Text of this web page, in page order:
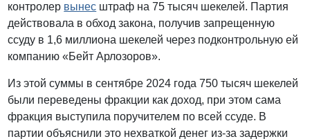
контролер вынес штраф на 75 тысяч шекелей. Партия
действовала в обход закона, получив запрещенную
ссуду в 1,6 миллиона шекелей через подконтрольную ей
компанию «Бейт Арлозоров».
Из этой суммы в сентябре 2024 года 750 тысяч шекелей
были переведены фракции как доход, при этом сама
фракция выступила поручителем по всей ссуде. В
партии объяснили это нехваткой денег из-за задержки